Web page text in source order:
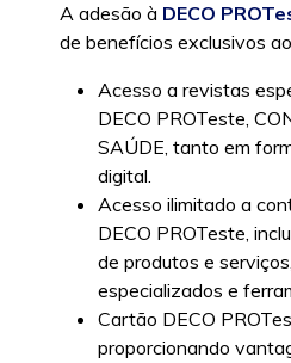
A adesão à DECO
de benefícios exclusivos
Acesso a revistas
DECO PROTeste,
SAÚDE, tanto em
digital.
Acesso ilimitado a
DECO PROTeste,
de produtos e
especializados e
Cartão DECO
proporcionando